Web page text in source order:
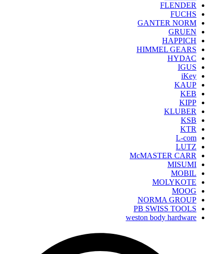
FLENDER
FUCHS
GANTER NORM
GRUEN
HAPPICH
HIMMEL GEARS
HYDAC
IGUS
iKey
KAUP
KEB
KIPP
KLUBER
KSB
KTR
L-com
LUTZ
McMASTER CARR
MISUMI
MOBIL
MOLYKOTE
MOOG
NORMA GROUP
PB SWISS TOOLS
weston body hardware